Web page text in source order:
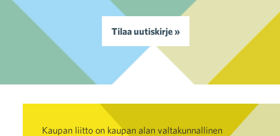
Tilaa uutiskirje »
Kaupan liitto on kaupan alan valtakunnallinen